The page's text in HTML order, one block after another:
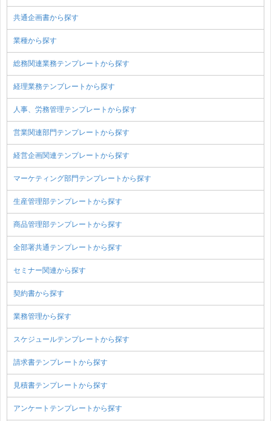
共通企画書から探す
業種から探す
総務関連業務テンプレートから探す
経理業務テンプレートから探す
人事、労務管理テンプレートから探す
営業関連部門テンプレートから探す
経営企画関連テンプレートから探す
マーケティング部門テンプレートから探す
生産管理部テンプレートから探す
商品管理部テンプレートから探す
全部署共通テンプレートから探す
セミナー関連から探す
契約書から探す
業務管理から探す
スケジュールテンプレートから探す
請求書テンプレートから探す
見積書テンプレートから探す
アンケートテンプレートから探す